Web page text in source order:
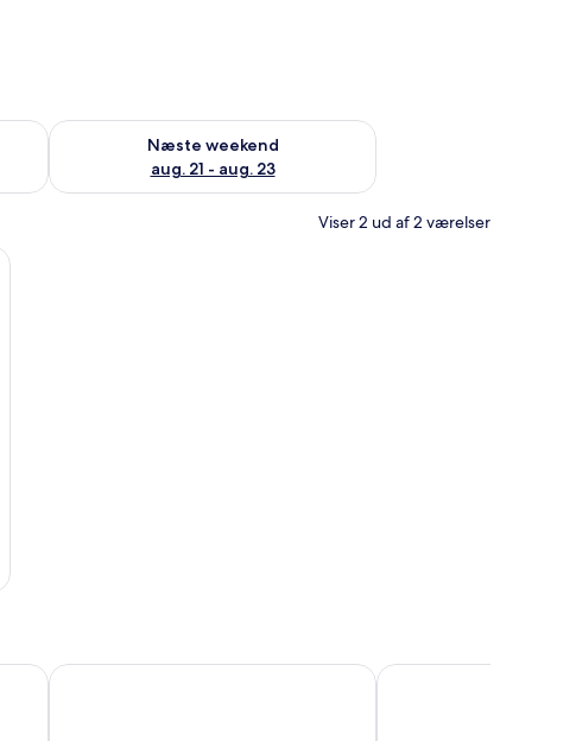
aug. 14 - aug. 16
Næste weekend
aug. 21 - aug. 23
Tjek tilgængelighed for næste weekend aug. 21 - aug. 23
Viser 2 ud af 2 værelser
og et lille natbord med en plante.
træsengegavl, to vægmonterede lamper, en radiator, et vindue med gardiner
B&B al Trifoglio Residence Hotel